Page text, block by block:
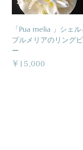
「Pua melia 」シェル
プルメリアのリング
ー
価格
￥15,000